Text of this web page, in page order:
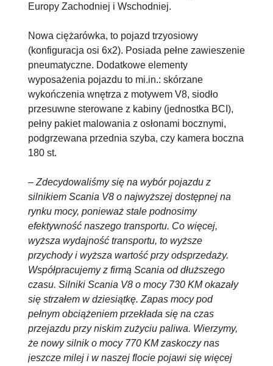
Europy Zachodniej i Wschodniej.
Nowa ciężarówka, to pojazd trzyosiowy
(konfiguracja osi 6x2). Posiada pełne zawieszenie
pneumatyczne. Dodatkowe elementy
wyposażenia pojazdu to mi.in.: skórzane
wykończenia wnętrza z motywem V8, siodło
przesuwne sterowane z kabiny (jednostka BCI),
pełny pakiet malowania z osłonami bocznymi,
podgrzewana przednia szyba, czy kamera boczna
180 st.
– Zdecydowaliśmy się na wybór pojazdu z
silnikiem Scania V8 o najwyższej dostępnej na
rynku mocy, ponieważ stale podnosimy
efektywność naszego transportu. Co więcej,
wyższa wydajność transportu, to wyższe
przychody i wyższa wartość przy odsprzedaży.
Współpracujemy z firmą Scania od dłuższego
czasu. Silniki Scania V8 o mocy 730 KM okazały
się strzałem w dziesiątkę. Zapas mocy pod
pełnym obciążeniem przekłada się na czas
przejazdu przy niskim zużyciu paliwa. Wierzymy,
że nowy silnik o mocy 770 KM zaskoczy nas
jeszcze milej i w naszej flocie pojawi się więcej